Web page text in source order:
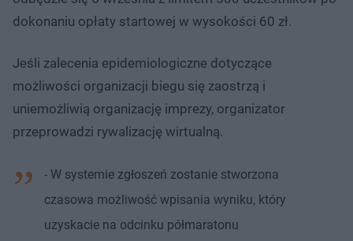
dokonaniu opłaty startowej w wysokości 60 zł.
Jeśli zalecenia epidemiologiczne dotyczące
możliwości organizacji biegu się zaostrzą i
uniemożliwią organizację imprezy, organizator
przeprowadzi rywalizację wirtualną.
- W systemie zgłoszeń zostanie stworzona
czasowa możliwość wpisania wyniku, który
uzyskacie na odcinku półmaratonu